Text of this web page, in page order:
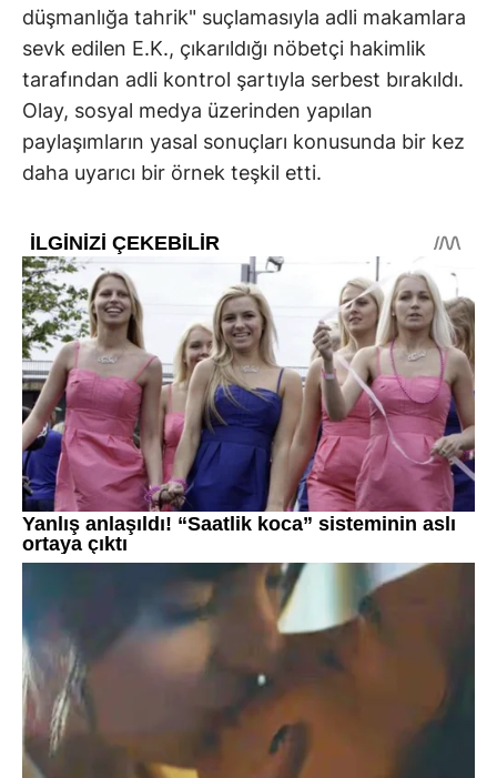
düşmanlığa tahrik" suçlamasıyla adli makamlara
sevk edilen E.K., çıkarıldığı nöbetçi hakimlik
tarafından adli kontrol şartıyla serbest bırakıldı.
Olay, sosyal medya üzerinden yapılan
paylaşımların yasal sonuçları konusunda bir kez
daha uyarıcı bir örnek teşkil etti.